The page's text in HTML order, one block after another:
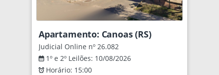
Apartamento: Canoas (RS)
Judicial Online nº 26.082
1º e 2º Leilões: 10/08/2026
Horário: 15:00